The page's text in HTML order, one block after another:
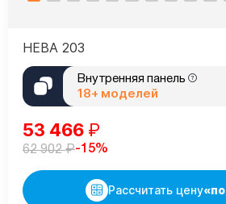
НЕВА 203
Внутренняя панель
18+ моделей
53 466 ₽
62 902₽-15%
Рассчитать цену